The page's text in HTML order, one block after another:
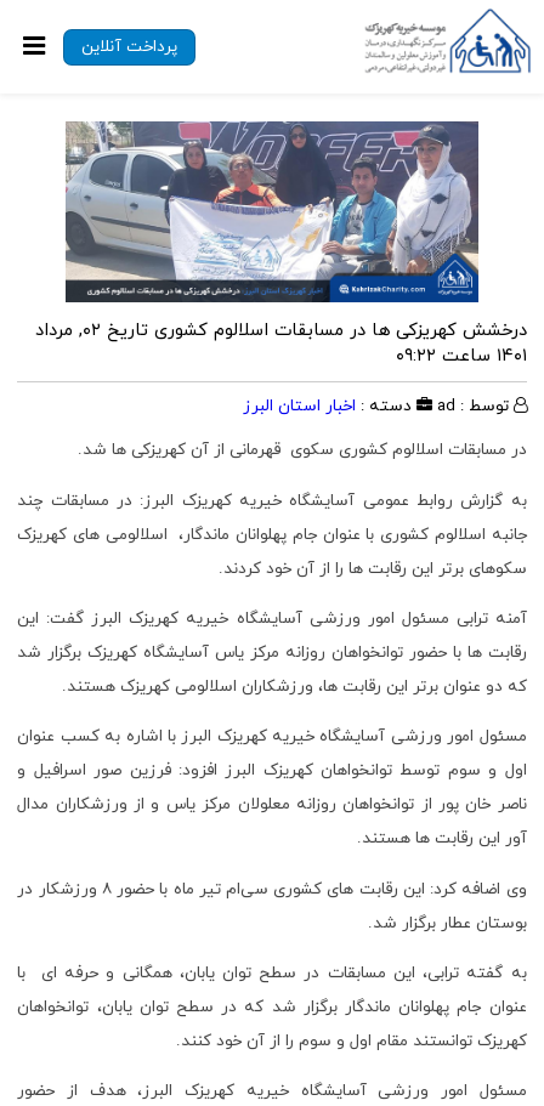
پرداخت آنلاین
درخشش کهریزکی ها در مسابقات اسلالوم کشوری
تاریخ ۰۲, مرداد
۱۴۰۱ ساعت ۰۹:۲۲
توسط : ad دسته : اخبار استان البرز
در مسابقات اسلالوم کشوری سکوی قهرمانی از آن کهریزکی ها شد.
به گزارش روابط عمومی آسایشگاه خیریه کهریزک البرز: در مسابقات چند
جانبه اسلالوم کشوری با عنوان جام پهلوانان ماندگار، اسلالومی های کهریزک
سکوهای برتر این رقابت ها را از آن خود کردند.
آمنه ترابی مسئول امور ورزشی آسایشگاه خیریه کهریزک البرز گفت: این
رقابت ها با حضور توانخواهان روزانه مرکز یاس آسایشگاه کهریزک برگزار شد
که دو عنوان برتر این رقابت ها، ورزشکاران اسلالومی کهریزک هستند.
مسئول امور ورزشی آسایشگاه خیریه کهریزک البرز با اشاره به کسب عنوان
اول و سوم توسط توانخواهان کهریزک البرز افزود: فرزین صور اسرافیل و
ناصر خان پور از توانخواهان روزانه معلولان مرکز یاس و از ورزشکاران مدال
آور این رقابت ها هستند.
وی اضافه کرد: این رقابت های کشوری سی‌ام تیر ماه با حضور ۸ ورزشکار در
بوستان عطار برگزار شد.
به گفته ترابی، این مسابقات در سطح توان یابان، همگانی و حرفه ای با
عنوان جام پهلوانان ماندگار برگزار شد که در سطح توان یابان، توانخواهان
کهریزک توانستند مقام اول و سوم را از آن خود کنند.
مسئول امور ورزشی آسایشگاه خیریه کهریزک البرز، هدف از حضور